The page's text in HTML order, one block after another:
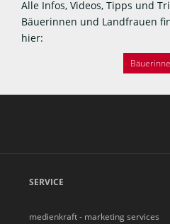
Alle Infos, Videos, Tipps und
Bäuerinnen und Landfrauen
hier:
SERVICE
medienkraft - marketing services